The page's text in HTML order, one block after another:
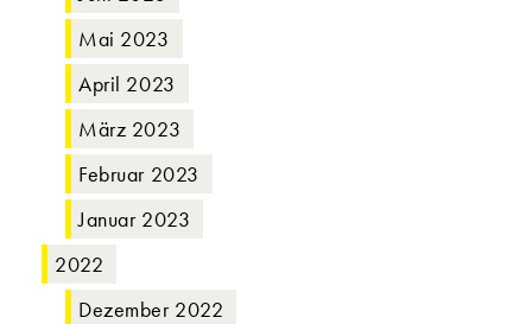
Mai 2023
April 2023
März 2023
Februar 2023
Januar 2023
2022
Dezember 2022